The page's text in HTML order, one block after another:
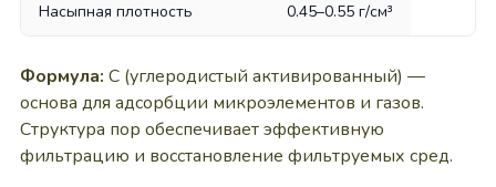
Насыпная плотность 0.45–0.55 г/см³
Формула: C (углеродистый активированный) —
основа для адсорбции микроэлементов и газов.
Структура пор обеспечивает эффективную
фильтрацию и восстановление фильтруемых сред.